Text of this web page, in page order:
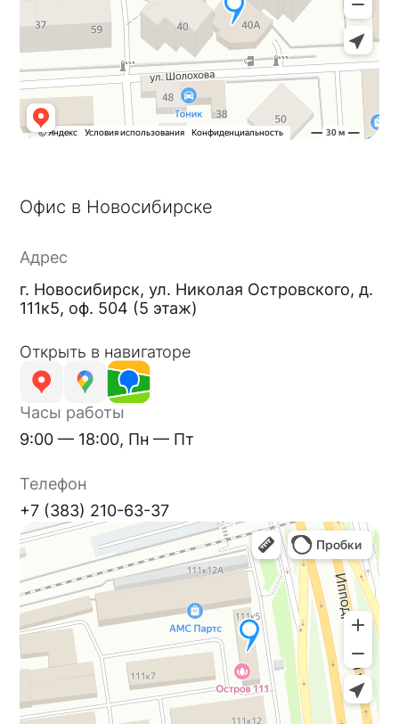
Офис в Новосибирске
Адрес
г. Новосибирск, ул. Николая Островского, д.
111к5, оф. 504 (5 этаж)
Часы работы
9:00 — 18:00, Пн — Пт
Телефон
+7 (383) 210-63-37
Открыть в навигаторе